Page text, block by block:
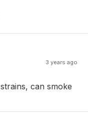
3 years ago
can smoke